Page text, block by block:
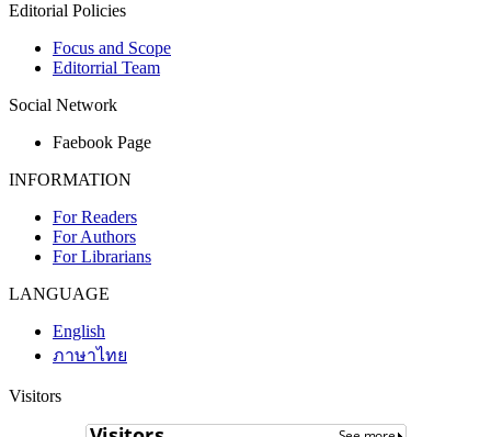
Editorial Policies
Focus and Scope
Editorrial Team
Social Network
Faebook Page
INFORMATION
For Readers
For Authors
For Librarians
LANGUAGE
English
ภาษาไทย
Visitors